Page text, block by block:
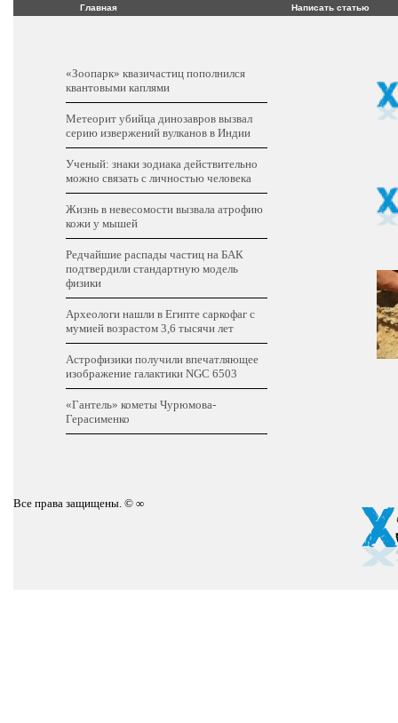
Главная Написать статью
«Зоопарк» квазичастиц пополнился
квантовыми каплями
Метеорит убийца динозавров вызвал
серию извержений вулканов в Индии
Ученый: знаки зодиака действительно
можно связать с личностью человека
Жизнь в невесомости вызвала атрофию
кожи у мышей
Редчайшие распады частиц на БАК
подтвердили стандартную модель
физики
Археологи нашли в Египте саркофаг с
мумией возрастом 3,6 тысячи лет
Астрофизики получили впечатляющее
изображение галактики NGC 6503
«Гантель» кометы Чурюмова-
Герасименко
Все права защищены. © ∞